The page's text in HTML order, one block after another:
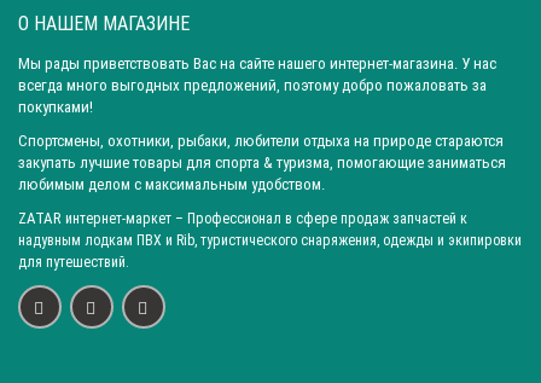
О НАШЕМ МАГАЗИНЕ
Мы рады приветствовать Вас на сайте нашего интернет-магазина. У нас
всегда много выгодных предложений, поэтому добро пожаловать за
покупками!
Спортсмены, охотники, рыбаки, любители отдыха на природе стараются
закупать лучшие товары для спорта & туризма, помогающие заниматься
любимым делом с максимальным удобством.
ZATAR интернет-маркет – Профессионал в сфере продаж запчастей к
надувным лодкам ПВХ и Rib, туристического снаряжения, одежды и экипировки
для путешествий.